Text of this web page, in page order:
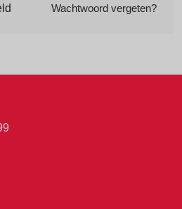
Wachtwoord vergeten?